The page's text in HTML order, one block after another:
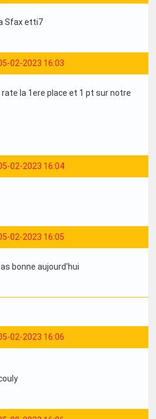
Sfax etti7
02-2023 16:03
rate la 1ere place et 1 pt sur notre
02-2023 16:04
02-2023 16:05
bonne aujourd'hui
02-2023 16:06